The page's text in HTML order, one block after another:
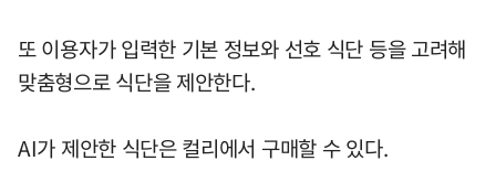
또 이용자가 입력한 기본 정보와 선호 식단 등을 고려해
맞춤형으로 식단을 제안한다.
AI가 제안한 식단은 컬리에서 구매할 수 있다.